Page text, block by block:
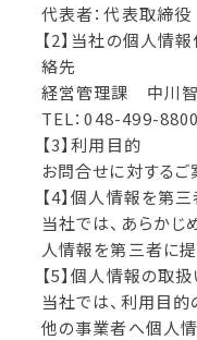
代表者：代表取締
【2】当社の個人情
絡先
経営管理課 中川
TEL：048-499-
【3】利用目的
お問合せに対する
【4】個人情報を第
当社では、あらかじ
人情報を第三者に提
【5】個人情報の取
当社では、利用目
他の事業者へ個人情